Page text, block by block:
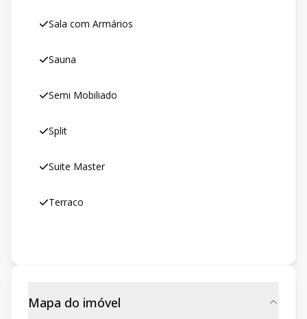
Sala com Armários
Sauna
Semi Mobiliado
Split
Suite Master
Terraco
Mapa do imóvel